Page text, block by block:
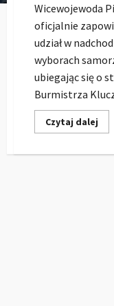
Wicewojewoda
oficjalnie
udział w
wyborach
ubiegając się o
Burmistrza
Czytaj dalej
się